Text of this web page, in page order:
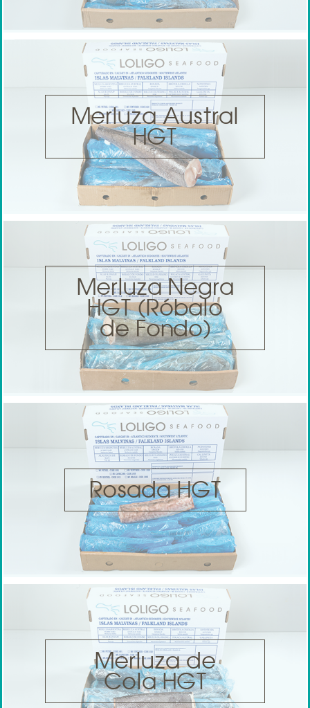
Merluza Austral
HGT
Merluza Negra
HGT (Róbalo
de Fondo)
Rosada HGT
Merluza de
Cola HGT